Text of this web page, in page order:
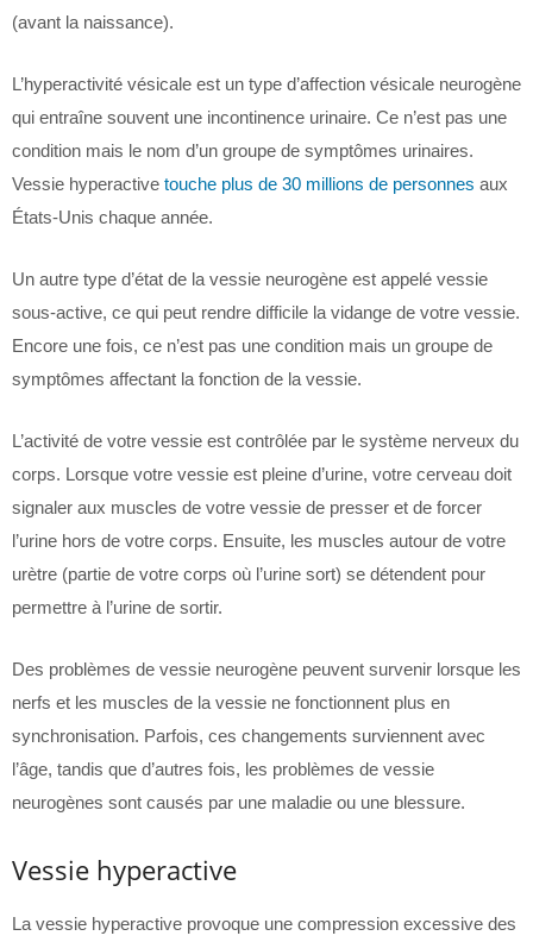
(avant la naissance).
L’hyperactivité vésicale est un type d’affection vésicale neurogène
qui entraîne souvent une incontinence urinaire. Ce n’est pas une
condition mais le nom d’un groupe de symptômes urinaires.
Vessie hyperactive touche plus de 30 millions de personnes aux
États-Unis chaque année.
Un autre type d’état de la vessie neurogène est appelé vessie
sous-active, ce qui peut rendre difficile la vidange de votre vessie.
Encore une fois, ce n’est pas une condition mais un groupe de
symptômes affectant la fonction de la vessie.
L’activité de votre vessie est contrôlée par le système nerveux du
corps. Lorsque votre vessie est pleine d’urine, votre cerveau doit
signaler aux muscles de votre vessie de presser et de forcer
l’urine hors de votre corps. Ensuite, les muscles autour de votre
urètre (partie de votre corps où l’urine sort) se détendent pour
permettre à l’urine de sortir.
Des problèmes de vessie neurogène peuvent survenir lorsque les
nerfs et les muscles de la vessie ne fonctionnent plus en
synchronisation. Parfois, ces changements surviennent avec
l’âge, tandis que d’autres fois, les problèmes de vessie
neurogènes sont causés par une maladie ou une blessure.
Vessie hyperactive
La vessie hyperactive provoque une compression excessive des